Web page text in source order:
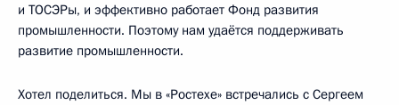
и ТОСЭРы, и эффективно работает Фонд развития
промышленности. Поэтому нам удаётся поддерживать
развитие промышленности.
Хотел поделиться. Мы в «Ростехе» встречались с Сергеем